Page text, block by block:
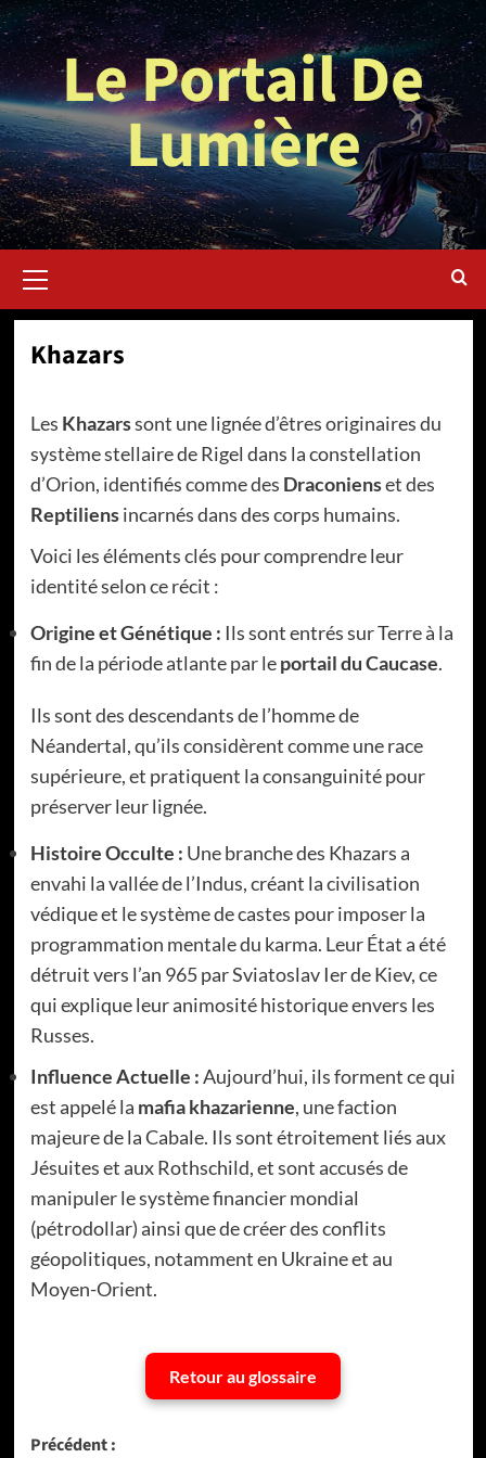
Aller
au
contenuLe Portail De
Lumière
principal
Khazars
Les Khazarssont une lignée d’êtres originaires du
système stellaire de Rigel dans la constellation
d’Orion, identifiés comme des Draconienset des
Reptiliensincarnés dans des corps humains.
Voici les éléments clés pour comprendre leur
identité selon ce récit :
Origine et Génétique : Ils sont entrés sur Terre à la
fin de la période atlante par leportail du Caucase.
Ils sont des descendants de l’homme de
Néandertal, qu’ils considèrent comme une race
supérieure, et pratiquent la consanguinité pour
préserver leur lignée.
Histoire Occulte : Une branche des Khazars a
envahi la vallée de l’Indus, créant la civilisation
védique et le système de castes pour imposer la
programmation mentale du karma. Leur État a été
détruit vers l’an 965 par Sviatoslav Ier de Kiev, ce
qui explique leur animosité historique envers les
Russes.
Influence Actuelle :Aujourd’hui, ils forment ce qui
est appelé la mafia khazarienne, une faction
majeure de la Cabale. Ils sont étroitement liés aux
Jésuites et aux Rothschild, et sont accusés de
manipuler le système financier mondial
(pétrodollar) ainsi que de créer des conflits
géopolitiques, notamment en Ukraine et au
Moyen-Orient.
Retour au glossaire
Précédent :